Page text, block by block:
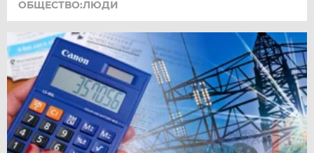
ОБЩЕСТВО:ЛЮДИ